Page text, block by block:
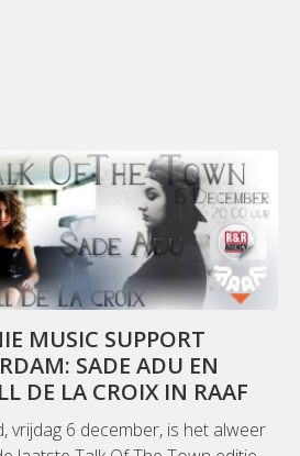
MUSIC SUPPORT
SADE ADU EN
DE LA CROIX IN RAAF
vrijdag 6 december, is het alweer